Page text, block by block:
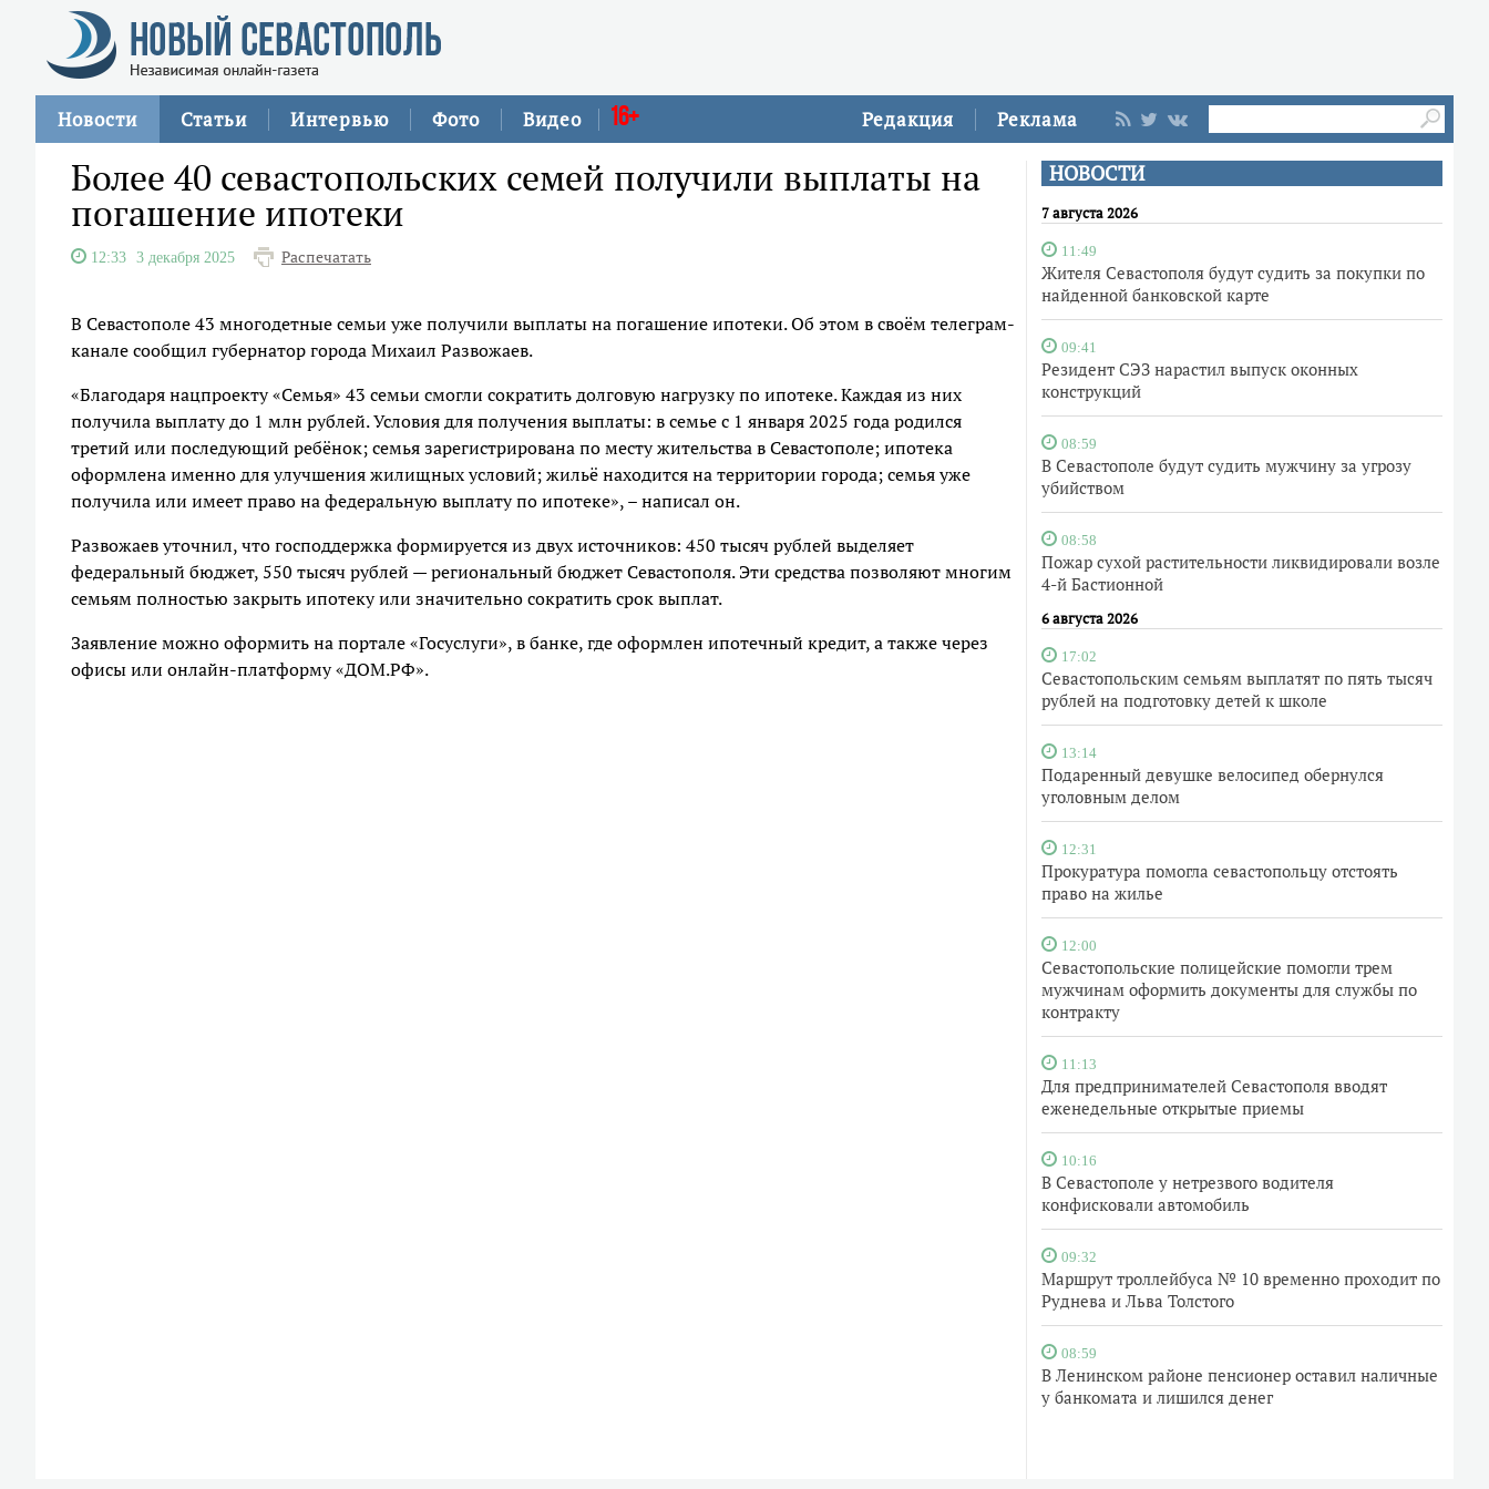
Редакция Реклама
Новости Статьи Интервью Фото Видео 16+
НОВОСТИ
7 августа 2026
11:49
Жителя Севастополя будут судить за покупки по
найденной банковской карте
09:41
Резидент СЭЗ нарастил выпуск оконных
конструкций
08:59
В Севастополе будут судить мужчину за угрозу
убийством
08:58
Пожар сухой растительности ликвидировали возле
4-й Бастионной
6 августа 2026
17:02
Севастопольским семьям выплатят по пять тысяч
рублей на подготовку детей к школе
13:14
Подаренный девушке велосипед обернулся
уголовным делом
12:31
Прокуратура помогла севастопольцу отстоять
право на жилье
12:00
Севастопольские полицейские помогли трем
мужчинам оформить документы для службы по
контракту
11:13
Для предпринимателей Севастополя вводят
еженедельные открытые приемы
10:16
В Севастополе у нетрезвого водителя
конфисковали автомобиль
09:32
Маршрут троллейбуса № 10 временно проходит по
Руднева и Льва Толстого
08:59
В Ленинском районе пенсионер оставил наличные
у банкомата и лишился денег
Более 40 севастопольских семей получили выплаты на
погашение ипотеки
12:33 3 декабря 2025 Распечатать
В Севастополе 43 многодетные семьи уже получили выплаты на погашение ипотеки. Об этом в своём телеграм-
канале сообщил губернатор города Михаил Развожаев.
«Благодаря нацпроекту «Семья» 43 семьи смогли сократить долговую нагрузку по ипотеке. Каждая из них
получила выплату до 1 млн рублей. Условия для получения выплаты: в семье с 1 января 2025 года родился
третий или последующий ребёнок; семья зарегистрирована по месту жительства в Севастополе; ипотека
оформлена именно для улучшения жилищных условий; жильё находится на территории города; семья уже
получила или имеет право на федеральную выплату по ипотеке», – написал он.
Развожаев уточнил, что господдержка формируется из двух источников: 450 тысяч рублей выделяет
федеральный бюджет, 550 тысяч рублей — региональный бюджет Севастополя. Эти средства позволяют многим
семьям полностью закрыть ипотеку или значительно сократить срок выплат.
Заявление можно оформить на портале «Госуслуги», в банке, где оформлен ипотечный кредит, а также через
офисы или онлайн‑платформу «ДОМ.РФ».